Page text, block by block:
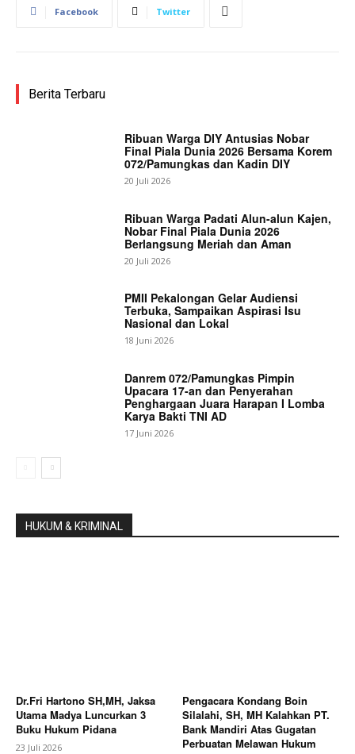
Facebook Twitter
Berita Terbaru
Ribuan Warga DIY Antusias Nobar
Final Piala Dunia 2026 Bersama Korem
072/Pamungkas dan Kadin DIY
20 Juli 2026
Ribuan Warga Padati Alun-alun Kajen,
Nobar Final Piala Dunia 2026
Berlangsung Meriah dan Aman
20 Juli 2026
PMII Pekalongan Gelar Audiensi
Terbuka, Sampaikan Aspirasi Isu
Nasional dan Lokal
18 Juni 2026
Danrem 072/Pamungkas Pimpin
Upacara 17-an dan Penyerahan
Penghargaan Juara Harapan I Lomba
Karya Bakti TNI AD
17 Juni 2026
HUKUM & KRIMINAL
Dr.Fri Hartono SH,MH, Jaksa
Utama Madya Luncurkan 3
Buku Hukum Pidana
23 Juli 2026
Pengacara Kondang Boin
Silalahi, SH, MH Kalahkan PT.
Bank Mandiri Atas Gugatan
Perbuatan Melawan Hukum